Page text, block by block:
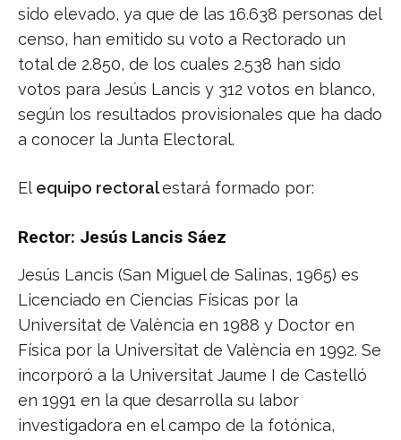
sido elevado, ya que de las 16.638 personas del
censo, han emitido su voto a Rectorado un
total de 2.850, de los cuales 2.538 han sido
votos para Jesús Lancis y 312 votos en blanco,
según los resultados provisionales que ha dado
a conocer la Junta Electoral.
El equipo rectoralestará formado por:
Rector: Jesús Lancis Sáez
Jesús Lancis (San Miguel de Salinas, 1965) es
Licenciado en Ciencias Físicas por la
Universitat de València en 1988 y Doctor en
Física por la Universitat de València en 1992. Se
incorporó a la Universitat Jaume I de Castelló
en 1991 en la que desarrolla su labor
investigadora en el campo de la fotónica,